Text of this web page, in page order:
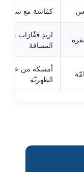
كمّاشة مع شبكة landing
ارتدِ قفّازات +
المسافة
أمسكه من خلف
الظهريّة